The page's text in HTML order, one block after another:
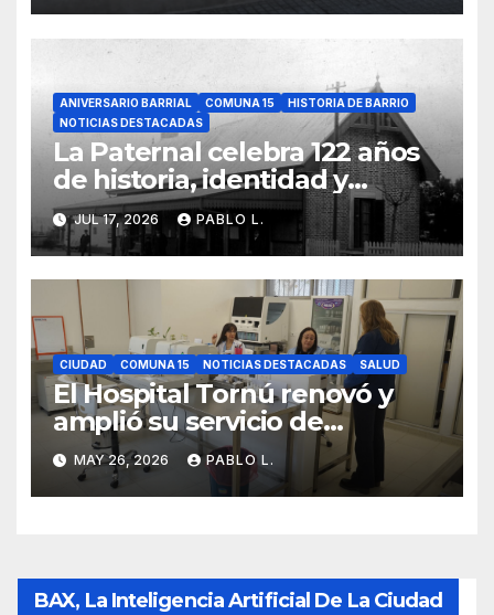
ANIVERSARIO BARRIAL COMUNA 15
HISTORIA DE BARRIO
NOTICIAS DESTACADAS
La Paternal celebra 122 años
de historia, identidad y
memoria barrial
JUL 17, 2026 PABLO L.
CIUDAD COMUNA 15 NOTICIAS DESTACADAS SALUD
El Hospital Tornú renovó y
amplió su servicio de
Anatomía Patológica en
Parque Chas
MAY 26, 2026 PABLO L.
BAX, La Inteligencia Artificial De La Ciudad